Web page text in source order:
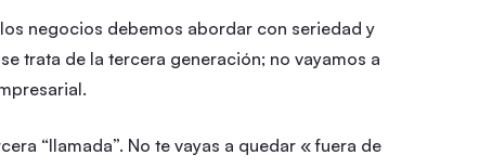
negocios debemos abordar con seriedad y
trata de la tercera generación; no vayamos a
“llamada”. No te vayas a quedar « fuera de